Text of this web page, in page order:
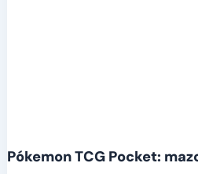
Pókemon TCG Pocket: